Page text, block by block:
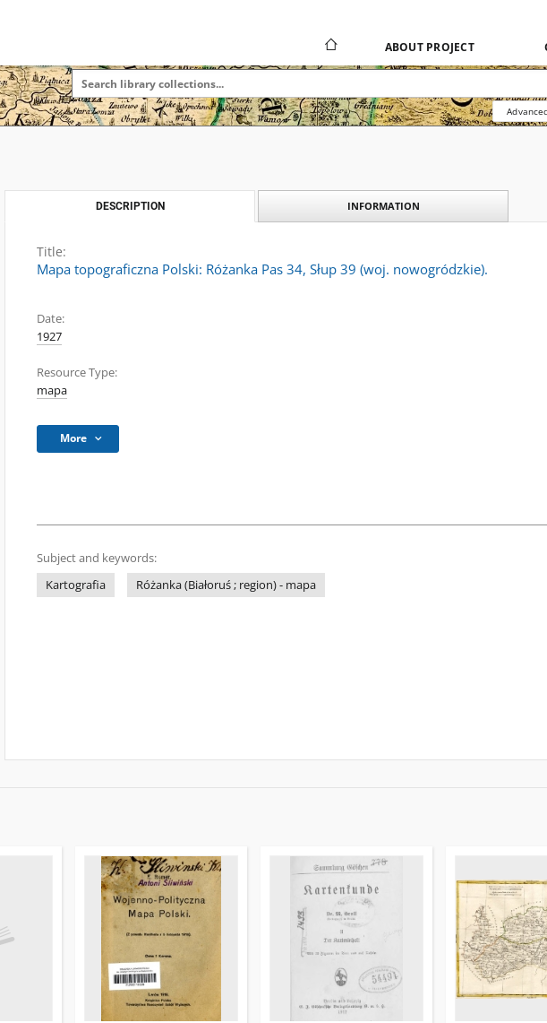
ABOUT PROJECT
DESCRIPTION INFORMATION
Title:
Mapa topograficzna Polski: Różanka Pas 34, Słup 39 (woj. nowogródzkie).
Date:
1927
Resource Type:
mapa
More
Subject and keywords:
Kartografia
Różanka (Białoruś ; region) - mapa